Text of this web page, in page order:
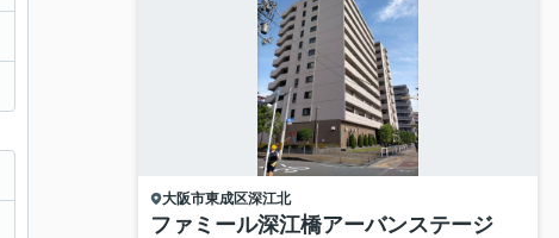
大阪市東成区深江北
ファミール深江橋アーバンステージ